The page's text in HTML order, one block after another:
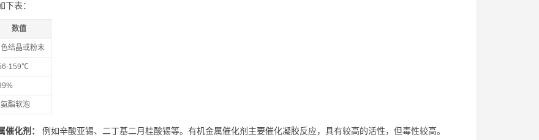
下表：
数值
色结晶或粉末
159℃
酯软泡
催化剂： 例如辛酸亚锡、二丁基二月桂酸锡等。有机金属催化剂主要催化凝胶反应，具有较高的活性，但毒性较高。